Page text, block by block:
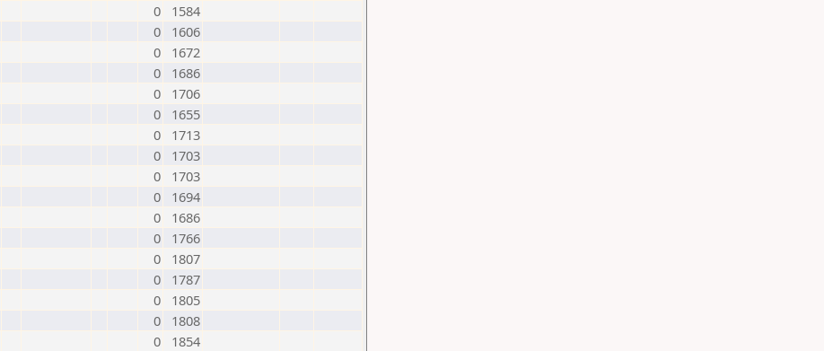
0
1584
0
1606
0
1672
0
1686
0
1706
0
1655
0
1713
0
1703
0
1703
0
1694
0
1686
0
1766
0
1807
0
1787
0
1805
0
1808
0
1854